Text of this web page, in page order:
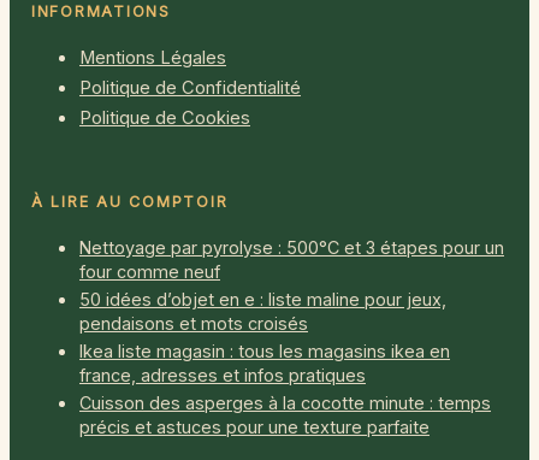
INFORMATIONS
Mentions Légales
Politique de Confidentialité
Politique de Cookies
À LIRE AU COMPTOIR
Nettoyage par pyrolyse : 500°C et 3 étapes pour un
four comme neuf
50 idées d’objet en e : liste maline pour jeux,
pendaisons et mots croisés
Ikea liste magasin : tous les magasins ikea en
france, adresses et infos pratiques
Cuisson des asperges à la cocotte minute : temps
précis et astuces pour une texture parfaite